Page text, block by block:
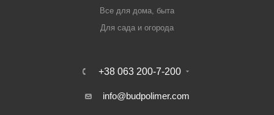
Все для дома, быта
Для сада и огорода
+38 063 200-7-200
info@budpolimer.com